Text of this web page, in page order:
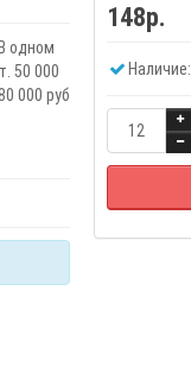
одном
50 000
000 руб
148р.
Наличие: